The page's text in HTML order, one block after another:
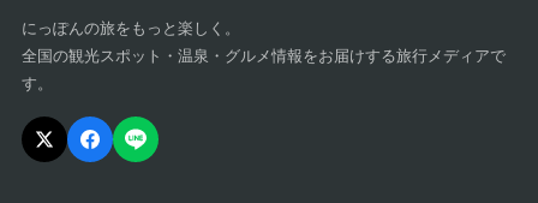
にっぽんの旅をもっと楽しく。
全国の観光スポット・温泉・グルメ情報をお届けする旅行メディアで
す。